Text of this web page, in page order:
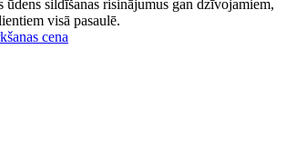
ūdens sildīšanas risinājumus gan dzīvojamiem,
visā pasaulē.
cena